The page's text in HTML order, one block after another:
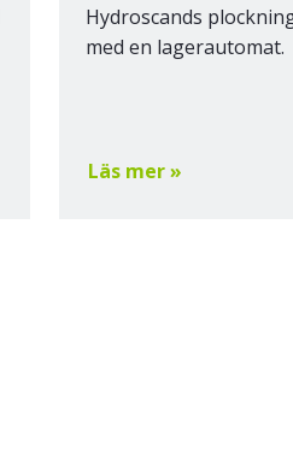
Hydroscands
med en lagerautomat.
Läs mer »